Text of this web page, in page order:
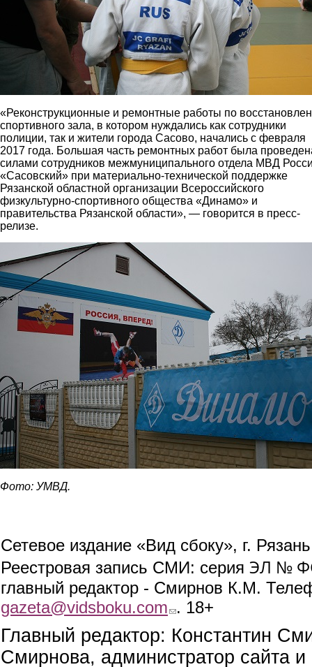
«Реконструкционные и ремонтные работы по
спортивного зала, в котором нуждались как сотрудники
полиции, так и жители города Сасово, начались с февраля
2017 года. Большая часть ремонтных работ была
силами сотрудников межмуниципального отдела МВД
«Сасовский» при материально-технической поддержке
Рязанской областной организации Всероссийского
физкультурно-спортивного общества «Динамо» и
правительства Рязанской области», — говорится в пресс-
релизе.
Фото: УМВД.
Сетевое издание «Вид сбоку», г.
Реестровая запись СМИ: серия ЭЛ №
главный редактор - Смирнов К.М.
gazeta@vidsboku.com (link sends e-mail)
. 18+
Главный редактор: Константин
Смирнова, администратор сайта